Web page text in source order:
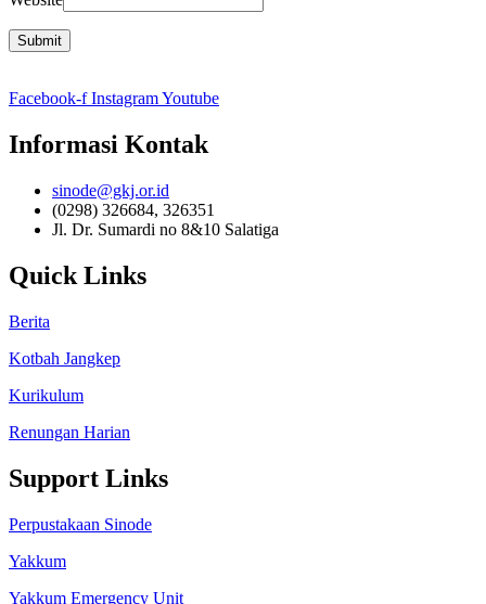
Facebook-f InstagramYoutube
Informasi Kontak
sinode@gkj.or.id
(0298) 326684, 326351
Jl. Dr. Sumardi no 8&10 Salatiga
Quick Links
Berita
Kotbah Jangkep
Kurikulum
Renungan Harian
Support Links
Perpustakaan Sinode
Yakkum
Yakkum Emergency Unit